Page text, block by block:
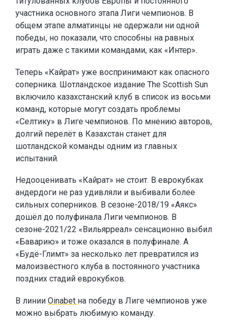
участника основного этапа Лиги чемпионов. В
общем этапе алматинцы не одержали ни одной
победы, но показали, что способны на равных
играть даже с такими командами, как «Интер».
Теперь «Кайрат» уже воспринимают как опасного
соперника. Шотландское издание The Scottish Sun
включило казахстанский клуб в список из восьми
команд, которые могут создать проблемы
«Селтику» в Лиге чемпионов. По мнению авторов,
долгий перелёт в Казахстан станет для
шотландской команды одним из главных
испытаний.
Недооценивать «Кайрат» не стоит. В еврокубках
андердоги не раз удивляли и выбивали более
сильных соперников. В сезоне-2018/19 «Аякс»
дошёл до полуфинала Лиги чемпионов. В
сезоне-2021/22 «Вильярреал» сенсационно выбил
«Баварию» и тоже оказался в полуфинале. А
«Будё-Глимт» за несколько лет превратился из
малоизвестного клуба в постоянного участника
поздних стадий еврокубков.
В линии Oinabet на победу в Лиге чемпионов уже
можно выбрать любимую команду.